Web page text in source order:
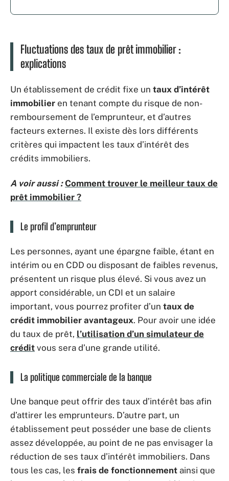
Fluctuations des taux de prêt immobilier :
explications
Un établissement de crédit fixe un taux d’intérêt
immobilier en tenant compte du risque de non-
remboursement de l’emprunteur, et d’autres
facteurs externes. Il existe dès lors différents
critères qui impactent les taux d’intérêt des
crédits immobiliers.
A voir aussi : Comment trouver le meilleur taux de
prêt immobilier ?
Le profil d’emprunteur
Les personnes, ayant une épargne faible, étant en
intérim ou en CDD ou disposant de faibles revenus,
présentent un risque plus élevé. Si vous avez un
apport considérable, un CDI et un salaire
important, vous pourrez profiter d’un taux de
crédit immobilier avantageux. Pour avoir une idée
du taux de prêt, l’utilisation d’un simulateur de
crédit vous sera d’une grande utilité.
La politique commerciale de la banque
Une banque peut offrir des taux d’intérêt bas afin
d’attirer les emprunteurs. D’autre part, un
établissement peut posséder une base de clients
assez développée, au point de ne pas envisager la
réduction de ses taux d’intérêt immobiliers. Dans
tous les cas, les frais de fonctionnement ainsi que